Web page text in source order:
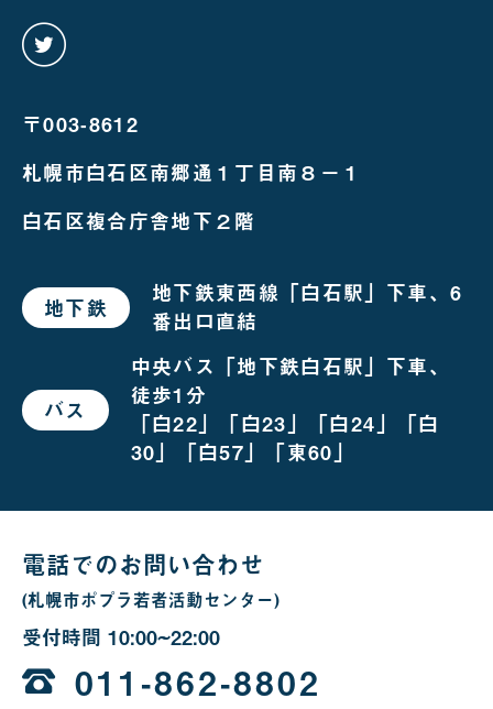
〒003-8612
札幌市白石区南郷通１丁目南８－１
白石区複合庁舎地下２階
地下鉄 で
お
場
合
地下鉄東西線「白石駅」下車、6
番出口直結
バス で
お
場
中央バス「地下鉄白石駅」下車、
徒歩1分
「白22」「白23」「白24」「白
30」「白57」「東60」
電話でのお問い合わせ
(札幌市ポプラ若者活動センター)
受付時間 10:00~22:00
時
011-862-8802